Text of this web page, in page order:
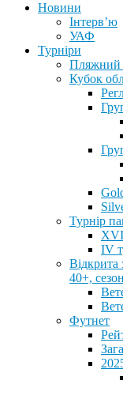
Новини
Інтерв’ю
УАФ
Турніри
Пляжний
Кубок
Турнір
IV
Відкрита
40+,
Футнет